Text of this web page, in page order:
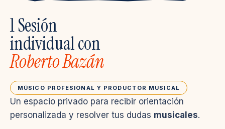
1 Sesión
individual con
Roberto Bazán
MÚSICO PROFESIONAL Y PRODUCTOR MUSICAL
Un espacio privado para recibir orientación
personalizada y resolver tus dudas musicales.